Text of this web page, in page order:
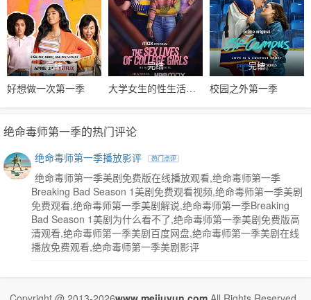
完结
好想做一次第一季
完结
大学女生的性生活第一季
完结
校园之外第一季
绝命毒师第一季的热门评论
绝命毒师第一季播放影评 热门点评
绝命毒师第一季美剧免费版在线播放观看,绝命毒师第一季
Breaking Bad Season 1美剧免费观看视频,绝命毒师第一季美剧
免费观看,绝命毒师第一季美剧解说,绝命毒师第一季Breaking
Bad Season 1美剧为什么看不了,绝命毒师第一季美剧免费版高
清观看,绝命毒师第一季美剧百度网盘,绝命毒师第一季美剧在线
播放免费观看,绝命毒师第一季美剧影评